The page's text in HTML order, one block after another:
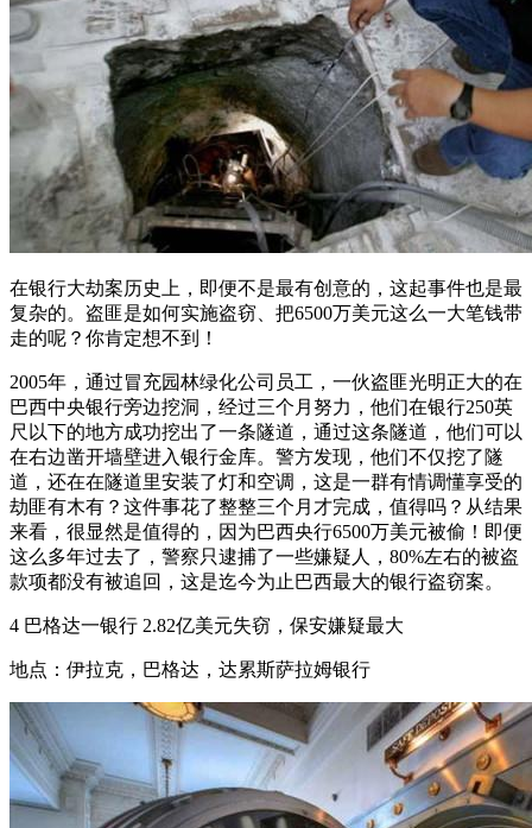
在银行大劫案历史上，即便不是最有创意的，这起事件也是最
复杂的。盗匪是如何实施盗窃、把6500万美元这么一大笔钱带
走的呢？你肯定想不到！
2005年，通过冒充园林绿化公司员工，一伙盗匪光明正大的在
巴西中央银行旁边挖洞，经过三个月努力，他们在银行250英
尺以下的地方成功挖出了一条隧道，通过这条隧道，他们可以
在右边凿开墙壁进入银行金库。警方发现，他们不仅挖了隧
道，还在在隧道里安装了灯和空调，这是一群有情调懂享受的
劫匪有木有？这件事花了整整三个月才完成，值得吗？从结果
来看，很显然是值得的，因为巴西央行6500万美元被偷！即便
这么多年过去了，警察只逮捕了一些嫌疑人，80%左右的被盗
款项都没有被追回，这是迄今为止巴西最大的银行盗窃案。
4 巴格达一银行 2.82亿美元失窃，保安嫌疑最大
地点：伊拉克，巴格达，达累斯萨拉姆银行